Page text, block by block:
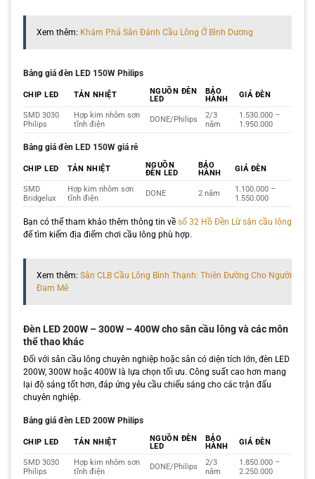
Xem thêm: Khám Phá Sân Đánh Cầu Lông Ở Bình Dương
Bảng giá đèn LED 150W Philips
CHIP LED TẢN NHIỆT
NGUỒN ĐÈN
LED
BẢO
HÀNH
GIÁ ĐÈN
SMD 3030
Philips
Hợp kim nhôm sơn
tĩnh điện
DONE/Philips
2/3
năm
1.530.000 –
1.950.000
Bảng giá đèn LED 150W giá rẻ
CHIP LED TẢN NHIỆT
NGUỒN
ĐÈN LED
BẢO
HÀNH
GIÁ ĐÈN
SMD
Bridgelux
Hợp kim nhôm sơn
tĩnh điện
DONE 2 năm
1.100.000 –
1.550.000
Bạn có thể tham khảo thêm thông tin về số 32 Hồ Đền Lừ sân cầu lông
để tìm kiếm địa điểm chơi cầu lông phù hợp.
Xem thêm: Sân CLB Cầu Lông Bình Thạnh: Thiên Đường Cho Người
Đam Mê
Đèn LED 200W – 300W – 400W cho sân cầu lông và các môn
thể thao khác
Đối với sân cầu lông chuyên nghiệp hoặc sân có diện tích lớn, đèn LED
200W, 300W hoặc 400W là lựa chọn tối ưu. Công suất cao hơn mang
lại độ sáng tốt hơn, đáp ứng yêu cầu chiếu sáng cho các trận đấu
chuyên nghiệp.
Bảng giá đèn LED 200W Philips
CHIP LED TẢN NHIỆT
NGUỒN ĐÈN
LED
BẢO
HÀNH
GIÁ ĐÈN
SMD 3030
Philips
Hợp kim nhôm sơn
tĩnh điện
DONE/Philips
2/3
năm
1.850.000 –
2.250.000